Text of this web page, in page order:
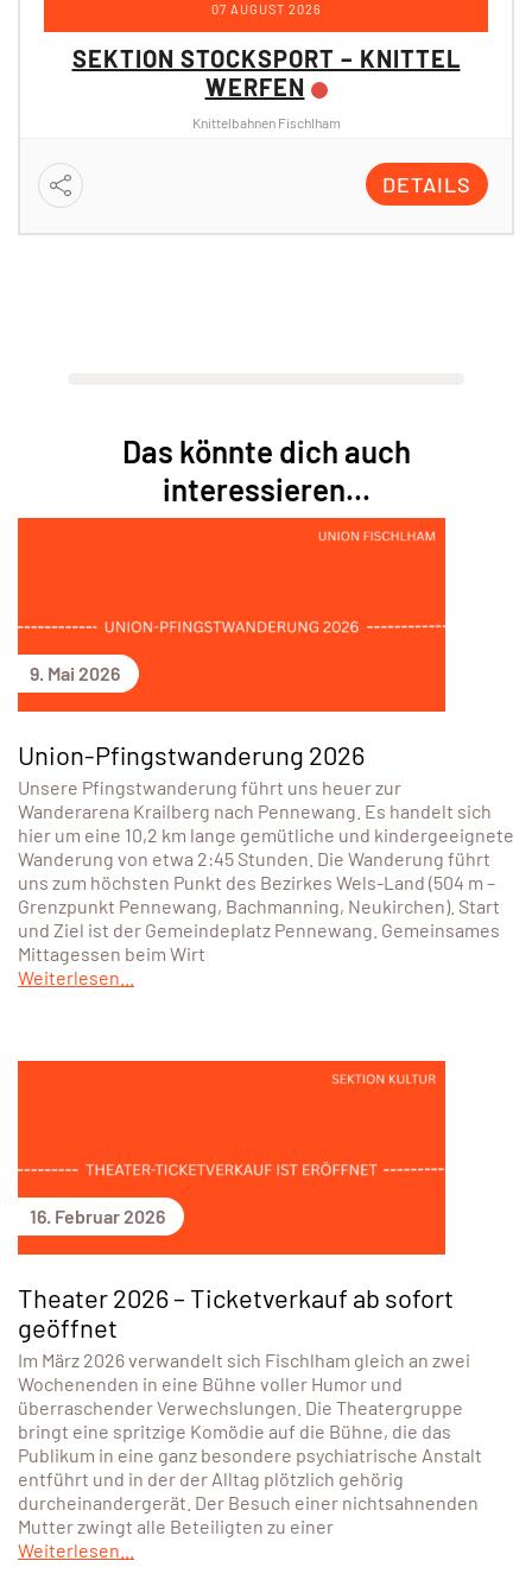
07 AUGUST 2026
SEKTION STOCKSPORT – KNITTEL
WERFEN
Knittelbahnen Fischlham
DETAILS
Das könnte dich auch
interessieren...
9. Mai 2026
Union-Pfingstwanderung 2026
Unsere Pfingstwanderung führt uns heuer zur
Wanderarena Krailberg nach Pennewang. Es handelt sich
hier um eine 10,2 km lange gemütliche und kindergeeignete
Wanderung von etwa 2:45 Stunden. Die Wanderung führt
uns zum höchsten Punkt des Bezirkes Wels-Land (504 m –
Grenzpunkt Pennewang, Bachmanning, Neukirchen). Start
und Ziel ist der Gemeindeplatz Pennewang. Gemeinsames
Mittagessen beim Wirt
Weiterlesen...
16. Februar 2026
Theater 2026 – Ticketverkauf ab sofort
geöffnet
Im März 2026 verwandelt sich Fischlham gleich an zwei
Wochenenden in eine Bühne voller Humor und
überraschender Verwechslungen. Die Theatergruppe
bringt eine spritzige Komödie auf die Bühne, die das
Publikum in eine ganz besondere psychiatrische Anstalt
entführt und in der der Alltag plötzlich gehörig
durcheinandergerät. Der Besuch einer nichtsahnenden
Mutter zwingt alle Beteiligten zu einer
Weiterlesen...